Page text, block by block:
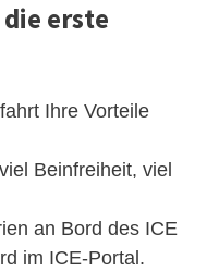
erste
Ihre Vorteile
Beinfreiheit, viel
an Bord des ICE
im ICE-Portal.